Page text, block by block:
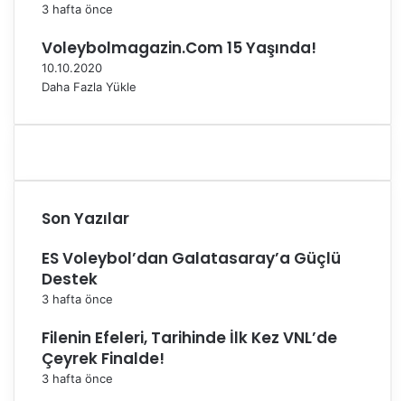
3 hafta önce
Voleybolmagazin.Com 15 Yaşında!
10.10.2020
Daha Fazla Yükle
Son Yazılar
ES Voleybol’dan Galatasaray’a Güçlü
Destek
3 hafta önce
Filenin Efeleri, Tarihinde İlk Kez VNL’de
Çeyrek Finalde!
3 hafta önce